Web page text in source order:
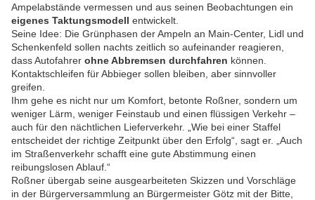
Ampelabstände vermessen und aus seinen Beobachtungen ein
eigenes Taktungsmodell entwickelt.
Seine Idee: Die Grünphasen der Ampeln an Main-Center, Lidl und
Schenkenfeld sollen nachts zeitlich so aufeinander reagieren,
dass Autofahrer ohne Abbremsen durchfahren können.
Kontaktschleifen für Abbieger sollen bleiben, aber sinnvoller
greifen.
Ihm gehe es nicht nur um Komfort, betonte Roßner, sondern um
weniger Lärm, weniger Feinstaub und einen flüssigen Verkehr –
auch für den nächtlichen Lieferverkehr. „Wie bei einer Staffel
entscheidet der richtige Zeitpunkt über den Erfolg“, sagt er. „Auch
im Straßenverkehr schafft eine gute Abstimmung einen
reibungslosen Ablauf.“
Roßner übergab seine ausgearbeiteten Skizzen und Vorschläge
in der Bürgerversammlung an Bürgermeister Götz mit der Bitte,